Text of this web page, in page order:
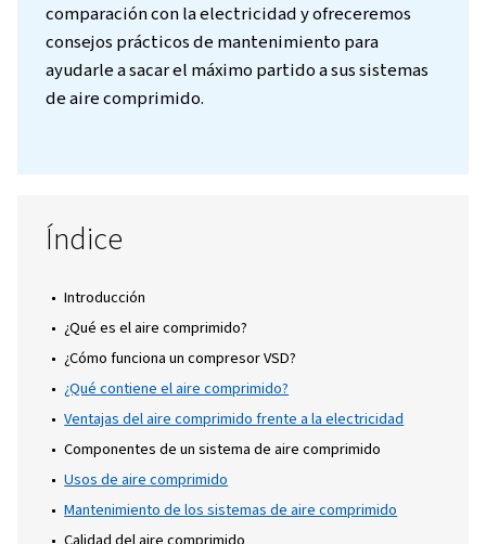
Introducción
El aire comprimido desempeña un papel
en nuestra vida diaria, desde el inflado de
comprimido y por qué es tan esencial? En
blog, exploraremos los fundamentos del
comprimido, cómo funciona, su
amplia gama de aplicaciones.
Además, analizaremos sus ventajas en
comparación con la electricidad y
consejos prácticos de mantenimiento para
ayudarle a sacar el máximo partido a sus
de aire comprimido.